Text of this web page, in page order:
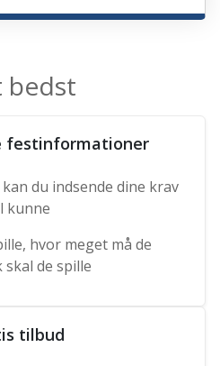
bedst
festinformationer
du indsende dine krav
kunne
hvor meget må de
de spille
tilbud